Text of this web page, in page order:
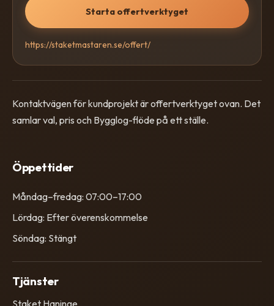
Starta offertverktyget
https://staketmastaren.se/offert/
Kontaktvägen för kundprojekt är offertverktyget ovan. Det
samlar val, pris och Bygglog-flöde på ett ställe.
Öppettider
Måndag–fredag: 07:00–17:00
Lördag: Efter överenskommelse
Söndag: Stängt
Tjänster